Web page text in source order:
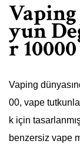
yun
r 10000
Vaping
00, vape
k için
benzersiz vape